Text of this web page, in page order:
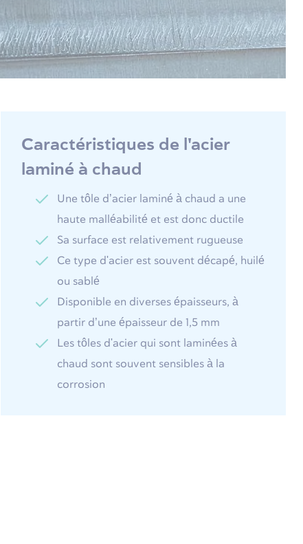
Caractéristiques de l'acier
laminé à chaud
Une tôle d’acier laminé à chaud a une
haute malléabilité et est donc ductile
Sa surface est relativement rugueuse
Ce type d'acier est souvent décapé, huilé
ou sablé
Disponible en diverses épaisseurs, à
partir d’une épaisseur de 1,5 mm
Les tôles d'acier qui sont laminées à
chaud sont souvent sensibles à la
corrosion